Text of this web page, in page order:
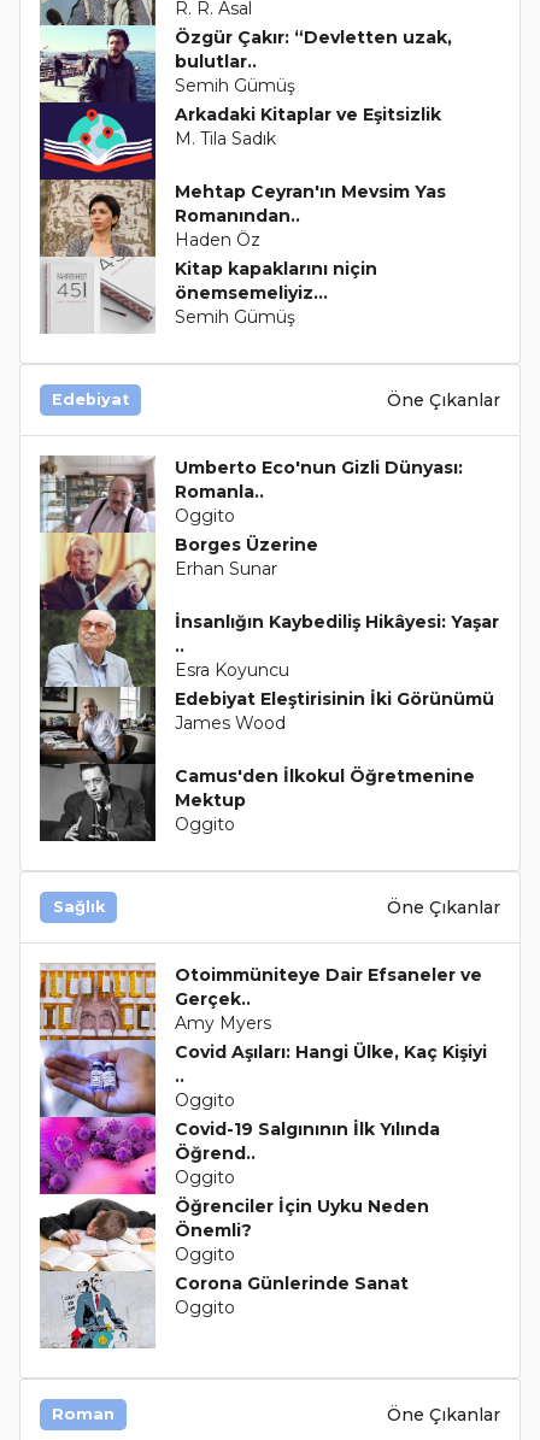
R. R. Asal
Özgür Çakır: “Devletten uzak,
bulutlar..
Semih Gümüş
Arkadaki Kitaplar ve Eşitsizlik
M. Tila Sadık
Mehtap Ceyran'ın Mevsim Yas
Romanından..
Haden Öz
Kitap kapaklarını niçin
önemsemeliyiz…
Semih Gümüş
Edebiyat Öne Çıkanlar
Umberto Eco'nun Gizli Dünyası:
Romanla..
Oggito
Borges Üzerine
Erhan Sunar
İnsanlığın Kaybediliş Hikâyesi: Yaşar
..
Esra Koyuncu
Edebiyat Eleştirisinin İki Görünümü
James Wood
Camus'den İlkokul Öğretmenine
Mektup
Oggito
Sağlık Öne Çıkanlar
Otoimmüniteye Dair Efsaneler ve
Gerçek..
Amy Myers
Covid Aşıları: Hangi Ülke, Kaç Kişiyi
..
Oggito
Covid-19 Salgınının İlk Yılında
Öğrend..
Oggito
Öğrenciler İçin Uyku Neden
Önemli?
Oggito
Corona Günlerinde Sanat
Oggito
Roman Öne Çıkanlar